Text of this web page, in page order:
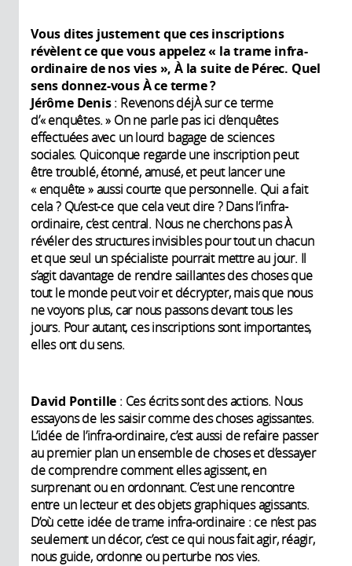
Vous dites justement que ces inscriptions
révèlent ce que vous appelez « la trame infra-
ordinaire de nos vies », À la suite de Pérec. Quel
sens donnez-vous À ce terme ?
Jérôme Denis: Revenons déjÀ sur ce terme
d’« enquêtes. » On ne parle pas ici d’enquêtes
effectuées avec un lourd bagage de sciences
sociales. Quiconque regarde une inscription peut
être troublé, étonné, amusé, et peut lancer une
« enquête » aussi courte que personnelle. Qui a fait
cela ? Qu’est-ce que cela veut dire ? Dans l’infra-
ordinaire, c’est central. Nous ne cherchons pas À
révéler des structures invisibles pour tout un chacun
et que seul un spécialiste pourrait mettre au jour. Il
s’agit davantage de rendre saillantes des choses que
tout le monde peut voir et décrypter, mais que nous
ne voyons plus, car nous passons devant tous les
jours. Pour autant, ces inscriptions sont importantes,
elles ont du sens.
David Pontille : Ces écrits sont des actions. Nous
essayons de les saisir comme des choses agissantes.
L’idée de l’infra-ordinaire, c’est aussi de refaire passer
au premier plan un ensemble de choses et d’essayer
de comprendre comment elles agissent, en
surprenant ou en ordonnant. C’est une rencontre
entre un lecteur et des objets graphiques agissants.
D’où cette idée de trame infra-ordinaire : ce n’est pas
seulement un décor, c’est ce qui nous fait agir, réagir,
nous guide, ordonne ou perturbe nos vies.